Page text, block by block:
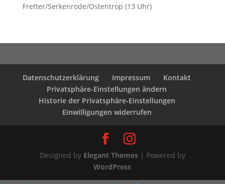
Fretter/Serkenrode/Ostentrop (13 Uhr)
Datenschutzerklärung Impressum
Kontakt
Privatsphäre-Einstellungen ändern
Historie der Privatsphäre-Einstellungen
Einwilligungen widerrufen
Designed by Elegant Themes| Powered by
WordPress